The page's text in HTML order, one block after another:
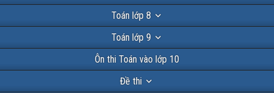
Toán lớp 8
Toán lớp 9
Ôn thi Toán vào lớp 10
Đề thi